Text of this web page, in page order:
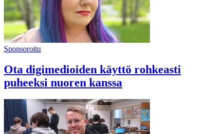
Sponsoroitu
Ota digimedioiden käyttö rohkeasti
puheeksi nuoren kanssa